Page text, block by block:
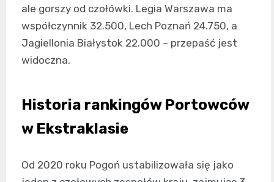
ale gorszy od czołówki. Legia Warszawa ma
współczynnik 32.500, Lech Poznań 24.750, a
Jagiellonia Białystok 22.000 – przepaść jest
widoczna.
Historia rankingów Portowców
w Ekstraklasie
Od 2020 roku Pogoń ustabilizowała się jako